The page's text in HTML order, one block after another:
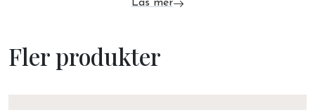
Läs mer
om Kostnadsfri Mätning
Fler produkter